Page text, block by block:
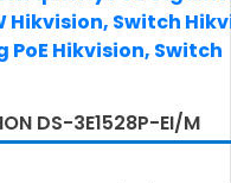
DS-3E1528P-EI/M